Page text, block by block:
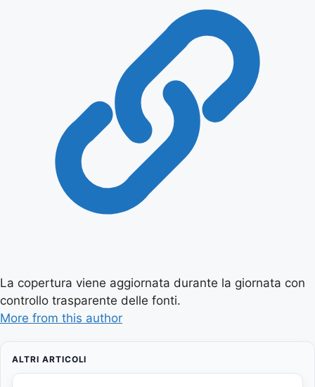
La copertura viene aggiornata durante la giornata con
controllo trasparente delle fonti.
More from this author
ALTRI ARTICOLI